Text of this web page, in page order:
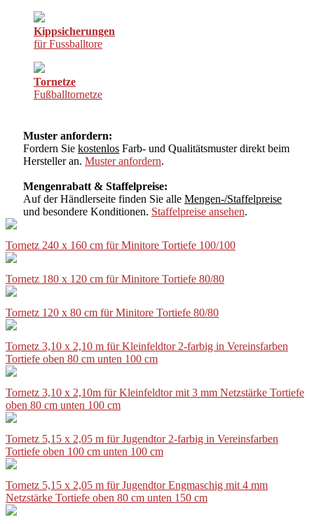
Kippsicherungen
für Fussballtore
Tornetze
Fußballtornetze
Muster anfordern:
Fordern Sie kostenlos Farb- und Qualitätsmuster direkt beim
Hersteller an. Muster anfordern.
Mengenrabatt & Staffelpreise:
Auf der Händlerseite finden Sie alle Mengen-/Staffelpreise
und besondere Konditionen. Staffelpreise ansehen.
Tornetz 240 x 160 cm für Minitore Tortiefe 100/100
Tornetz 180 x 120 cm für Minitore Tortiefe 80/80
Tornetz 120 x 80 cm für Minitore Tortiefe 80/80
Tornetz 3,10 x 2,10 m für Kleinfeldtor 2-farbig in Vereinsfarben
Tortiefe oben 80 cm unten 100 cm
Tornetz 3,10 x 2,10m für Kleinfeldtor mit 3 mm Netzstärke Tortiefe
oben 80 cm unten 100 cm
Tornetz 5,15 x 2,05 m für Jugendtor 2-farbig in Vereinsfarben
Tortiefe oben 100 cm unten 100 cm
Tornetz 5,15 x 2,05 m für Jugendtor Engmaschig mit 4 mm
Netzstärke Tortiefe oben 80 cm unten 150 cm